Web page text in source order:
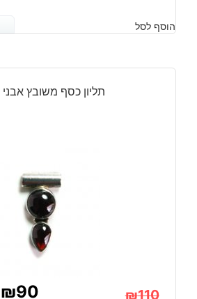
הוסף לסל
תליון כסף משובץ אבני
₪110
₪90